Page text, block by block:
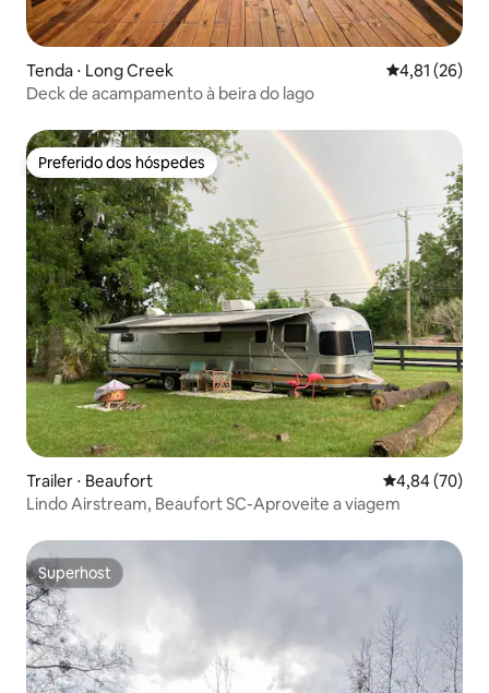
Tenda ⋅ Long Creek 4,81 de uma
4,81 (26)
Deck de acampamento à beira do lago
Preferido dos hóspedes
Preferido dos hóspedes
Trailer ⋅ Beaufort 4,84 de uma
4,84 (70)
Lindo Airstream, Beaufort SC-Aproveite a viagem
Superhost
Superhost